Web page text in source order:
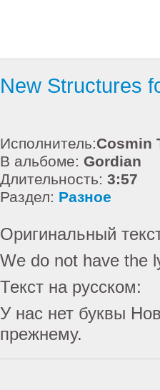
New Structures
Исполнитель:Cosmin
В альбоме: Gordian
Длительность: 3:57
Раздел: Разное
Оригинальный
We do not have the
Текст на русском:
У нас нет буквы
прежнему.